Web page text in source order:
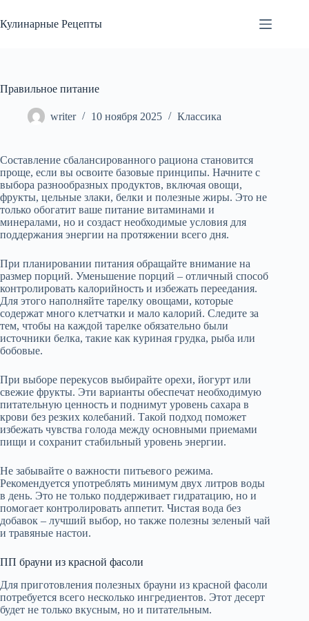
к
сути
Кулинарные Рецепты
Правильное питание
writer 10 ноября 2025 Классика
Составление сбалансированного рациона становится
проще, если вы освоите базовые принципы. Начните с
выбора разнообразных продуктов, включая овощи,
фрукты, цельные злаки, белки и полезные жиры. Это не
только обогатит ваше питание витаминами и
минералами, но и создаст необходимые условия для
поддержания энергии на протяжении всего дня.
При планировании питания обращайте внимание на
размер порций. Уменьшение порций – отличный способ
контролировать калорийность и избежать переедания.
Для этого наполняйте тарелку овощами, которые
содержат много клетчатки и мало калорий. Следите за
тем, чтобы на каждой тарелке обязательно были
источники белка, такие как куриная грудка, рыба или
бобовые.
При выборе перекусов выбирайте орехи, йогурт или
свежие фрукты. Эти варианты обеспечат необходимую
питательную ценность и поднимут уровень сахара в
крови без резких колебаний. Такой подход поможет
избежать чувства голода между основными приемами
пищи и сохранит стабильный уровень энергии.
Не забывайте о важности питьевого режима.
Рекомендуется употреблять минимум двух литров воды
в день. Это не только поддерживает гидратацию, но и
помогает контролировать аппетит. Чистая вода без
добавок – лучший выбор, но также полезны зеленый чай
и травяные настои.
ПП брауни из красной фасоли
Для приготовления полезных брауни из красной фасоли
потребуется всего несколько ингредиентов. Этот десерт
будет не только вкусным, но и питательным.